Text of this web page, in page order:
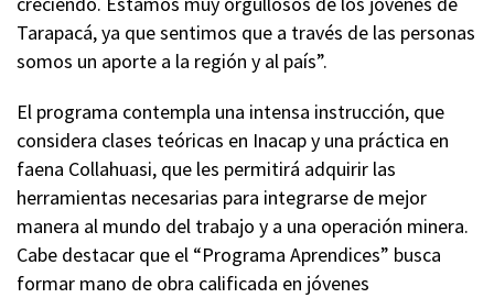
Tarapacá, ya que sentimos que a través de las personas
somos un aporte a la región y al país”.
El programa contempla una intensa instrucción, que
considera clases teóricas en Inacap y una práctica en
faena Collahuasi, que les permitirá adquirir las
herramientas necesarias para integrarse de mejor
manera al mundo del trabajo y a una operación minera.
Cabe destacar que el “Programa Aprendices” busca
formar mano de obra calificada en jóvenes